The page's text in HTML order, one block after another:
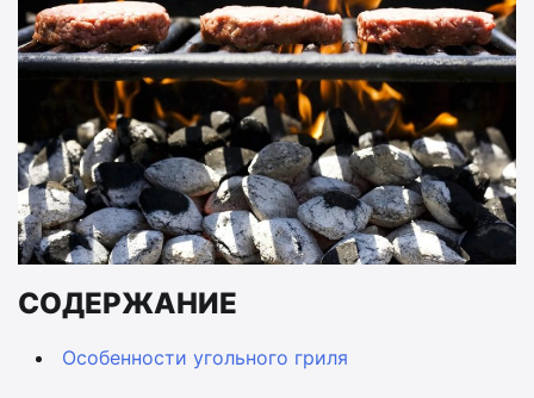
СОДЕРЖАНИЕ
Особенности угольного гриля